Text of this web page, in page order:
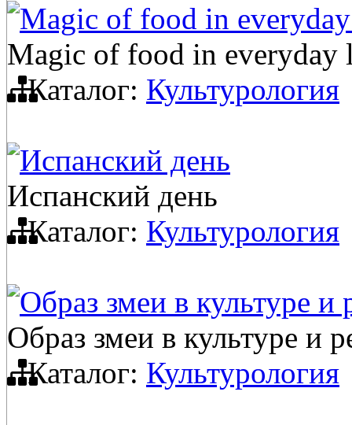
Magic of food in
Magic of food in everyday
Каталог: Культурология
Испанский день
Испанский день
Каталог: Культурология
Образ змеи в культуре и
Образ змеи в культуре и
Каталог: Культурология